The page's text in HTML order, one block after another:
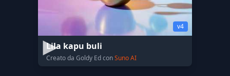
v4
Lila kapu buli
Creato da Goldy Ed conSuno AI